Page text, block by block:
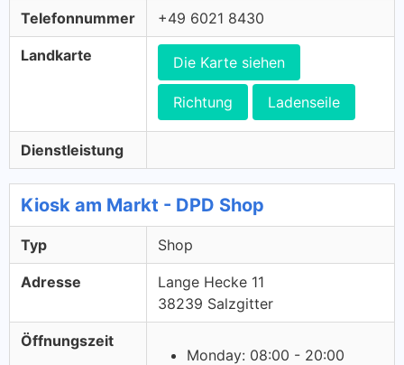
Telefonnummer +49 6021 8430
Landkarte Die Karte siehen
Richtung Ladenseile
Dienstleistung
Kiosk am Markt - DPD Shop
Typ Shop
Adresse
Lange Hecke 11
38239 Salzgitter
Öffnungszeit
Monday: 08:00 - 20:00